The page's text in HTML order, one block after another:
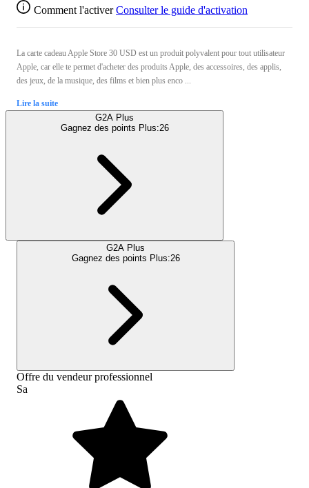
Comment l'activer Consulter le guide d'activation
La carte cadeau Apple Store 30 USD est un produit polyvalent pour tout utilisateur
Apple, car elle te permet d'acheter des produits Apple, des accessoires, des applis,
des jeux, de la musique, des films et bien plus enco ...
Lire la suite
G2A Plus
Gagnez des points Plus:26
G2A Plus
Gagnez des points Plus:26
Offre du vendeur professionnel
Sa